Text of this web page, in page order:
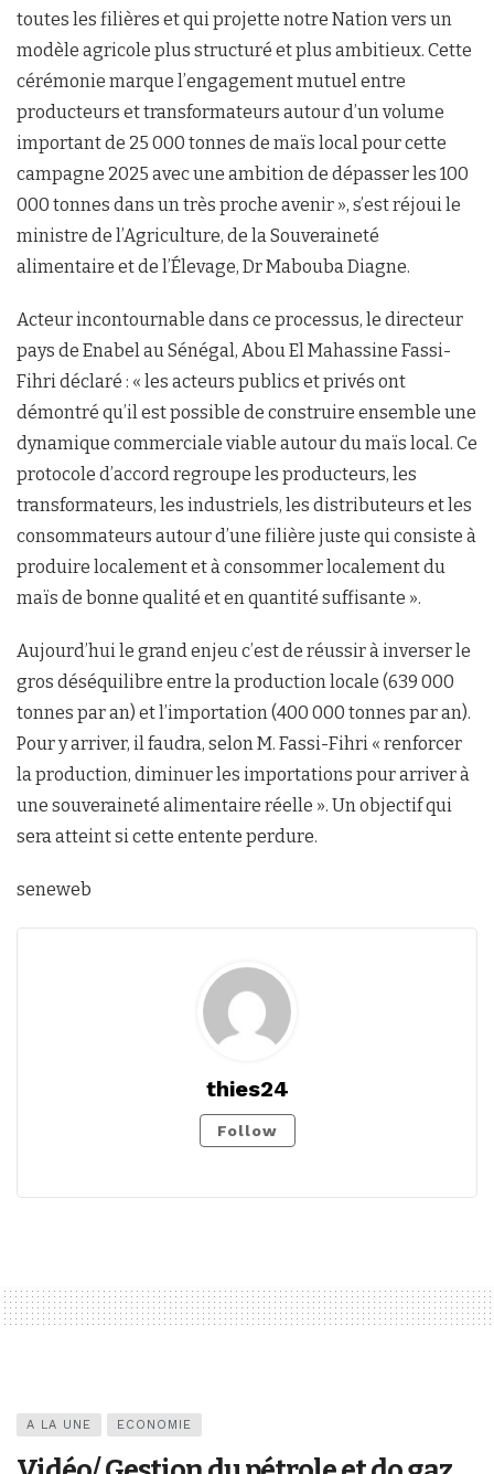
toutes les filières et qui projette notre Nation vers un
modèle agricole plus structuré et plus ambitieux. Cette
cérémonie marque l’engagement mutuel entre
producteurs et transformateurs autour d’un volume
important de 25 000 tonnes de maïs local pour cette
campagne 2025 avec une ambition de dépasser les 100
000 tonnes dans un très proche avenir », s’est réjoui le
ministre de l’Agriculture, de la Souveraineté
alimentaire et de l’Élevage, Dr Mabouba Diagne.
Acteur incontournable dans ce processus, le directeur
pays de Enabel au Sénégal, Abou El Mahassine Fassi-
Fihri déclaré : « les acteurs publics et privés ont
démontré qu’il est possible de construire ensemble une
dynamique commerciale viable autour du maïs local. Ce
protocole d’accord regroupe les producteurs, les
transformateurs, les industriels, les distributeurs et les
consommateurs autour d’une filière juste qui consiste à
produire localement et à consommer localement du
maïs de bonne qualité et en quantité suffisante ».
Aujourd’hui le grand enjeu c’est de réussir à inverser le
gros déséquilibre entre la production locale (639 000
tonnes par an) et l’importation (400 000 tonnes par an).
Pour y arriver, il faudra, selon M. Fassi-Fihri « renforcer
la production, diminuer les importations pour arriver à
une souveraineté alimentaire réelle ». Un objectif qui
sera atteint si cette entente perdure.
seneweb
thies24
Follow
A LA UNE ECONOMIE